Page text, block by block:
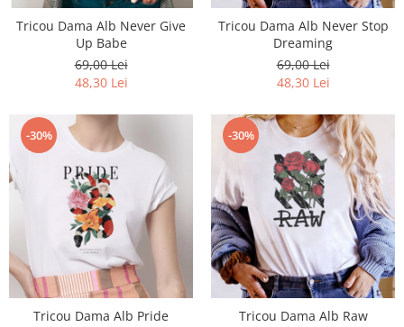
Tricou Dama Alb Never Give
Up Babe
69,00 Lei
48,30 Lei
Tricou Dama Alb Never Stop
Dreaming
69,00 Lei
48,30 Lei
-30%
Tricou Dama Alb Pride
-30%
Tricou Dama Alb Raw